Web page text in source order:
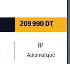
209 990 DT
Automatique